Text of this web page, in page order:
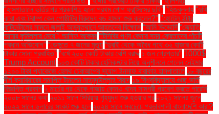
"হাসপাতালে ভর্তির পর প্রকাশিত হলো প্রথম পোপ ফ্রান্সিসের ছবি" "হিজবুল্লাহ "হুথি
কারা এবং ট্রাম্প কেন গোষ্ঠীটির বিরুদ্ধে বড় হামলা শুরু করলেন?" "হোটেল ইন্টার
কন্টিনেন্টালের সামনে জুলাই অভ্যুত্থানে আহতদের বিক্ষোভ “আমি ডিভোর্সি “জ্যোতি
আমার কুমিল্লার মেয়ে”: আসিফ আকবর “টিসিবির পণ্য কেনার সময় ক্রেতাদের পাঁচটি
প্রধান অভিযোগ” “ডেঙ্গুতে ৭ জনের মৃত্যু “দুবাই থেকে অবৈধ পথে ৩২ হাজার কোটি
টাকার সোনা প্রবাহিত” “বর্ষে ২০০ কোটি টাকার বেশি বরাদ্দ ১ জন গ্রেপ্তার" 1000$
Trump Account ১০৩ কোটি টাকার হেলিকপ্টার নিয়ে অনুশীলনে গেলেন নেইমার
১২০০ টাকা প্যাকেজে হেলথ চেকআপের সুযোগ ইনসাফ বারাকাহ হাসপাতালে ১৮ বছরের
দীর্ঘ ক্যারিয়ারের সমাপ্তি টানলেন মাহমুদউল্লাহ রিয়াদ ১৯ বিশ্ববিদ্যালয়ে গুচ্ছ ভর্তি
বিজ্ঞপ্তি প্রকাশ ২ মার্চের পর থেকে গাজায় কোনও খাদ্য সামগ্রী প্রবেশ করতে পারেনি
২০০৮ সালের কথা ২০১১ সালে সিরিয়ায় গৃহযুদ্ধ শুরু হওয়ার পর ২০২১ সালের জুনে
২০২২ সালে ডলারের সংকট শুরু হলে ২০২৪ সালে সবচেয়ে প্রভাবশালী বাংলাদেশি কারা?